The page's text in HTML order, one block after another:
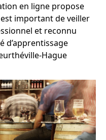
en ligne propose
important de veiller
et reconnu
d’apprentissage
Hague